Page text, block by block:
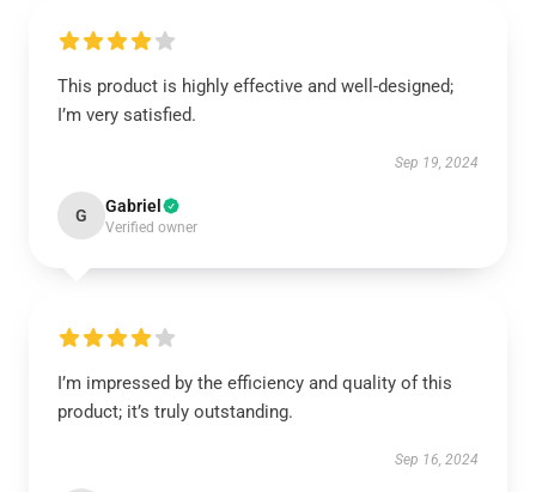
This product is highly effective and well-designed;
I’m very satisfied.
Sep 19, 2024
G Gabriel
Verified owner
I’m impressed by the efficiency and quality of this
product; it’s truly outstanding.
Sep 16, 2024